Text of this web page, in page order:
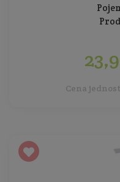
Cena